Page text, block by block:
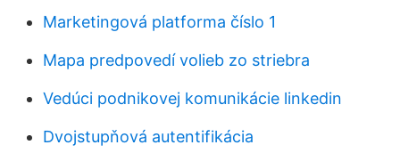
Marketingová platforma číslo 1
Mapa predpovedí volieb zo striebra
Vedúci podnikovej komunikácie linkedin
Dvojstupňová autentifikácia